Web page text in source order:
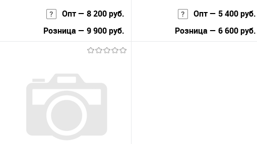
Опт — 8 200 руб.
Розница — 9 900 руб.
Купить в 1 клик
К сравнению
В избранное
Под заказ
Опт — 5 400 руб.
Розница — 6 600 руб.